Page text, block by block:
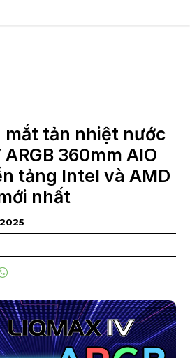
tin công nghệ
mắt tản nhiệt nước
360mm AIO
tảng Intel và AMD
nhất